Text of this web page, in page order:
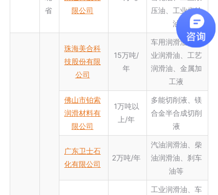
省
限公司
压油、工业齿轮
油
珠海美合科
技股份有限
公司
15万吨/
年
车用润滑油、工
业润滑油、工艺
润滑油、金属加
工液
佛山市铂索
润滑材料有
限公司
1万吨以
上/年
多能切削液、镁
合金半合成切削
液
广东卫士石
化有限公司
2万吨/年
汽油润滑油、柴
油润滑油、刹车
油等
工业润滑油、车